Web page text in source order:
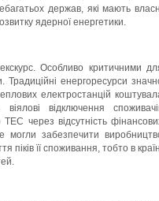
держав, які мають
ядерної енергетики.
Особливо критичними
енергоресурси
електростанцій
відключення
через відсутність
могли забезпечити
піків її споживання, тобто в